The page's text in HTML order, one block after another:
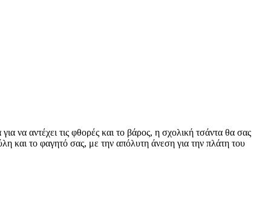
να αντέχει τις φθορές και το βάρος, η σχολική τσάντα θα σας
και το φαγητό σας, με την απόλυτη άνεση για την πλάτη του